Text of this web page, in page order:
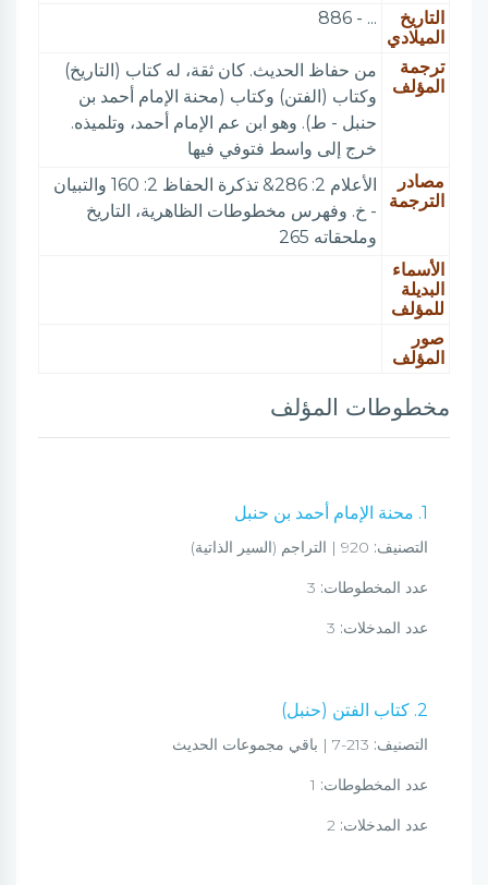
التاريخ
الميلادي
... - 886
ترجمة
المؤلف
من حفاظ الحديث. كان ثقة، له كتاب (التاريخ)
وكتاب (الفتن) وكتاب (محنة الإمام أحمد بن
حنبل - ط). وهو ابن عم الإمام أحمد، وتلميذه.
خرج إلى واسط فتوفي فيها
مصادر
الترجمة
الأعلام 2: 286& تذكرة الحفاظ 2: 160 والتبيان
- خ. وفهرس مخطوطات الظاهرية، التاريخ
وملحقاته 265
الأسماء
البديلة
للمؤلف
صور
المؤلف
مخطوطات المؤلف
1. محنة الإمام أحمد بن حنبل
التصنيف:
عدد المخطوطات:
عدد المدخلات:
2. كتاب الفتن (حنبل)
التصنيف:
عدد المخطوطات:
عدد المدخلات: